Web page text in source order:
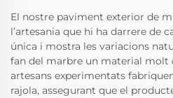
El nostre paviment exterior de
l’artesania que hi ha darrere de
única i mostra les variacions
fan del marbre un material molt
artesans experimentats
rajola, assegurant que el